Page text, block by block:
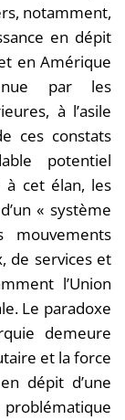
notamment,
en dépit
en Amérique
par les
à l’asile
ces constats
potentiel
à cet élan, les
« système
de services et
l’Union
Le paradoxe
demeure
et la force
dépit d’une